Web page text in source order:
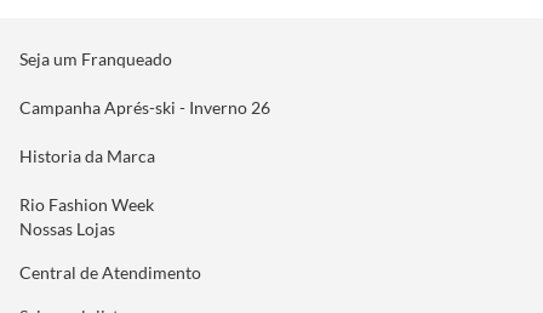
Seja um Franqueado
Campanha Aprés-ski - Inverno 26
Historia da Marca
Rio Fashion Week
Nossas Lojas
Central de Atendimento